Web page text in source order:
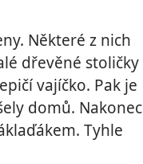
Některé z nich
dřevěné stoličky
vajíčko. Pak je
domů. Nakonec
Tyhle